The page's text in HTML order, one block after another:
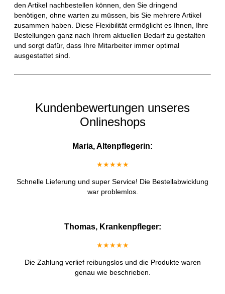
den Artikel nachbestellen können, den Sie dringend
benötigen, ohne warten zu müssen, bis Sie mehrere Artikel
zusammen haben. Diese Flexibilität ermöglicht es Ihnen, Ihre
Bestellungen ganz nach Ihrem aktuellen Bedarf zu gestalten
und sorgt dafür, dass Ihre Mitarbeiter immer optimal
ausgestattet sind.
Kundenbewertungen unseres
Onlineshops
Maria, Altenpflegerin:
★★★★★
Schnelle Lieferung und super Service! Die Bestellabwicklung
war problemlos.
Thomas, Krankenpfleger:
★★★★★
Die Zahlung verlief reibungslos und die Produkte waren
genau wie beschrieben.